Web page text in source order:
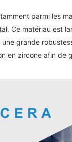
parmi les
Ce matériau est
grande
en zircone afin